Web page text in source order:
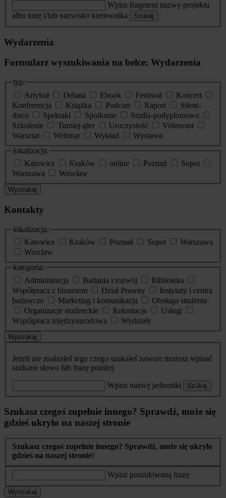
Wpisz fragment nazwy projektu
albo imię i/lub nazwisko kierownika
Szukaj
Wydarzenia
Formularz wyszukiwania na belce: Wydarzenia
typ:
Artykuł
Debata Ebook Festiwal
Koncert
Konferencja
Książka Podcast Raport
Silent-
disco
Spektakl Spotkanie
Studia-podyplomowe
Szkolenie
Turniej-gier Uroczystość
Videocast
Warsztat
Webinar Wykład
Wystawa
lokalizacja:
Katowice
Kraków online Poznań
Sopot
Warszawa
Wrocław
Wyszukaj
Kontakty
lokalizacja:
Katowice
Kraków Poznań Sopot
Warszawa
Wrocław
kategoria:
Administracja
Badania i rozwój
Biblioteka
Współpraca z biznesem
Dział Prawny
Instytuty i centra
badawcze
Marketing i komunikacja
Obsługa studenta
Organizacje studenckie
Rekrutacja
Usługi
Współpraca międzynarodowa
Wydziały
Wyszukaj
Jeżeli nie znalazłeś tego czego szukałeś zawsze możesz wpisać
szukane słowo lub frazę poniżej
Wpisz nazwę jednostki Szukaj
Szukasz czegoś zupełnie innego? Sprawdź, może się
gdzieś ukryło na naszej stronie
Szukasz czegoś zupełnie innego? Sprawdź, może się ukryło
gdzieś na naszej stronie!
Wpisz poszukiwaną frazę
Wyszukaj